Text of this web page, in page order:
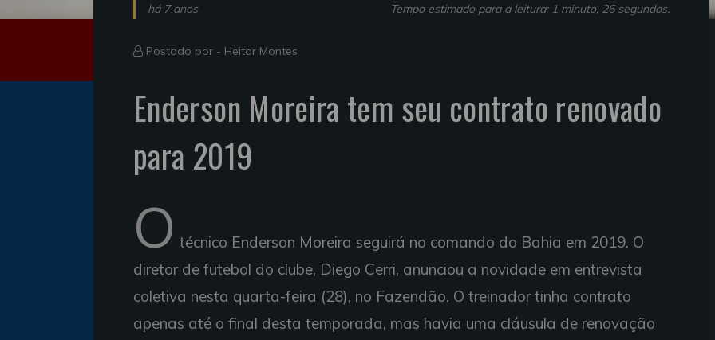
há 7 anos
Tempo estimado para a leitura: 1 minuto, 26 segundos.
Postado por - Heitor Montes
Enderson Moreira tem seu contrato renovado
para 2019
O técnico Enderson Moreira seguirá no comando do Bahia em 2019. O
diretor de futebol do clube, Diego Cerri, anunciou a novidade em entrevista
coletiva nesta quarta-feira (28), no Fazendão. O treinador tinha contrato
apenas até o final desta temporada, mas havia uma cláusula de renovação